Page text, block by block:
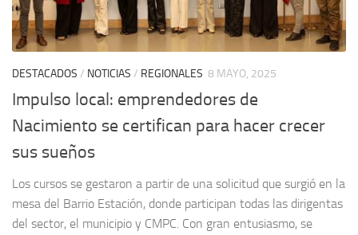
DESTACADOS / NOTICIAS / REGIONALES 8 MAYO, 2025
Impulso local: emprendedores de
Nacimiento se certifican para hacer crecer
sus sueños
Los cursos se gestaron a partir de una solicitud que surgió en la
mesa del Barrio Estación, donde participan todas las dirigentas
del sector, el municipio y CMPC. Con gran entusiasmo, se